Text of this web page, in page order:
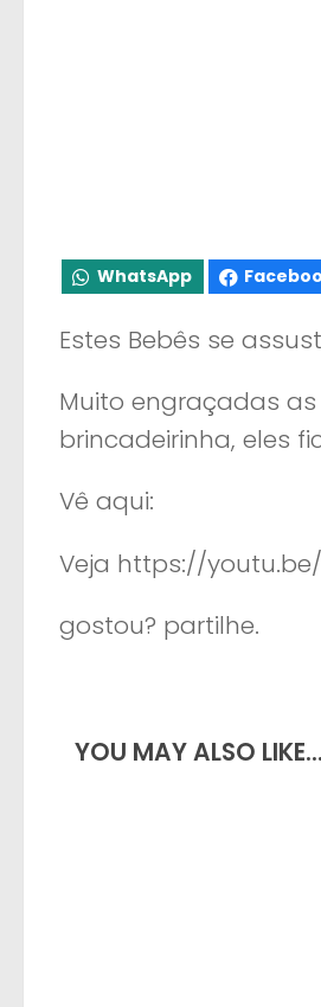
WhatsApp
Estes Bebês se
Muito engraçadas
brincadeirinha, eles
Vê aqui:
Veja https://youtu.be/
gostou? partilhe.
YOU MAY ALSO LIKE...